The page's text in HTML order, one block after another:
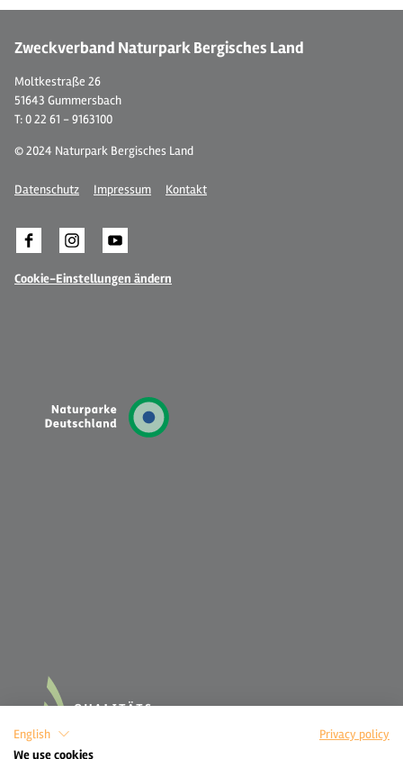
Zweckverband Naturpark Bergisches Land
Moltkestraße 26
51643 Gummersbach
T: 0 22 61 - 9163100
© 2024 Naturpark Bergisches Land
Datenschutz Impressum Kontakt
Cookie-Einstellungen ändern
English
Privacy policy
We use cookies